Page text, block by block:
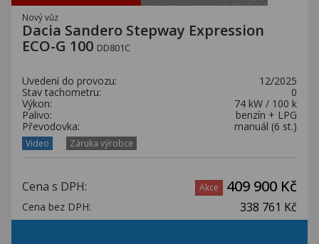
Nový vůz
Dacia Sandero Stepway Expression
ECO-G 100 DD801C
Uvedení do provozu:
12/2025
Stav tachometru:
0
Výkon:
74 kW / 100 k
Palivo:
benzín + LPG
Převodovka:
manuál (6 st.)
Video Záruka výrobce
Cena s DPH: Akce 409 900 Kč
Cena bez DPH: 338 761 Kč